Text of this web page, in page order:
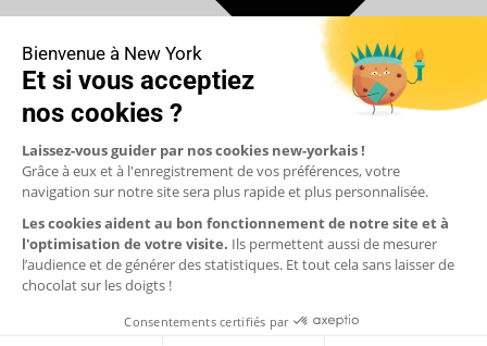
€ Euro
$ Dollar US
$ Dollar Canadien
₣ Franc Suisse
£ Livre sterling